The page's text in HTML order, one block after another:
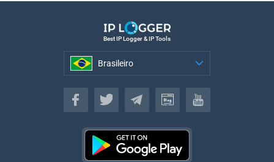
Best IP Logger & IP Tools
Brasileiro
Brasileiro